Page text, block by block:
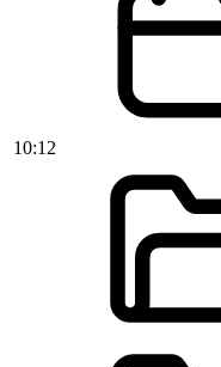
10:12